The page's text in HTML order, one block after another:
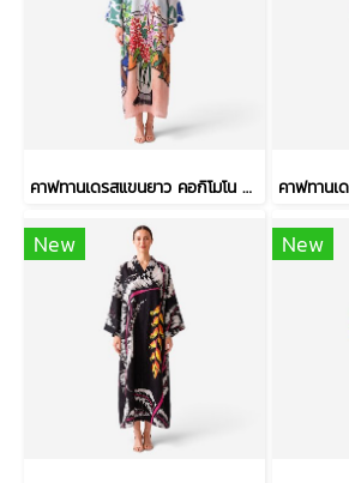
คาฟทานเดรสแขนยาว คอกิโมโน - สีฟ้า : ลายแจกันดอกไม้ ริมวิวทะเล
New New